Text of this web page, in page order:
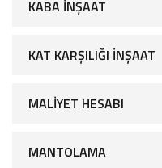
KABA İNŞAAT
KAT KARŞILIĞI İNŞAAT
MALIYET HESABI
MANTOLAMA